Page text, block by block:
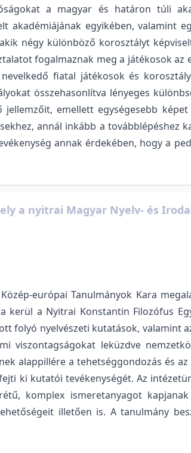
a magyar és határon túli
akadémiájának egyikében,
négy különböző korosztályt
fogalmaznak meg a játékosok
fiatal játékosok és
összehasonlítva lényeges
jellemzőit, emellett egységesebb
annál inkább a továbblépéshez
annak érdekében, hogy a
a nyitrai Magyar Nyelv- és
európai Tanulmányok Kara
kerül a Nyitrai Konstantin Filozófus
folyó nyelvészeti kutatások, valamint
viszontagságokat leküzdve
alappillére a tehetséggondozás és
ki kutatói tevékenységét. Az
komplex ismeretanyagot
illetően is. A tanulmány